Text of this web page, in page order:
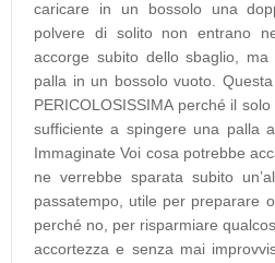
caricare in un bossolo una
polvere di solito non entrano
accorge subito dello sbaglio,
palla in un bossolo vuoto.
PERICOLOSISSIMA perché il
sufficiente a spingere una palla
Immaginate Voi cosa potrebbe
ne verrebbe sparata subito
passatempo, utile per preparare
perché no, per risparmiare
accortezza e senza mai